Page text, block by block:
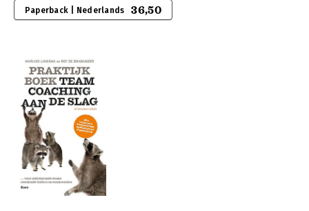
Paperback | Nederlands 36,50